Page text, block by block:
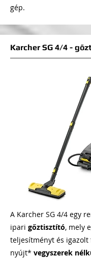
gép.
Karcher SG 4/4 -
A Karcher SG 4/4 egy
ipari gőztisztító, mely
teljesítményt és
nyújt* vegyszerek